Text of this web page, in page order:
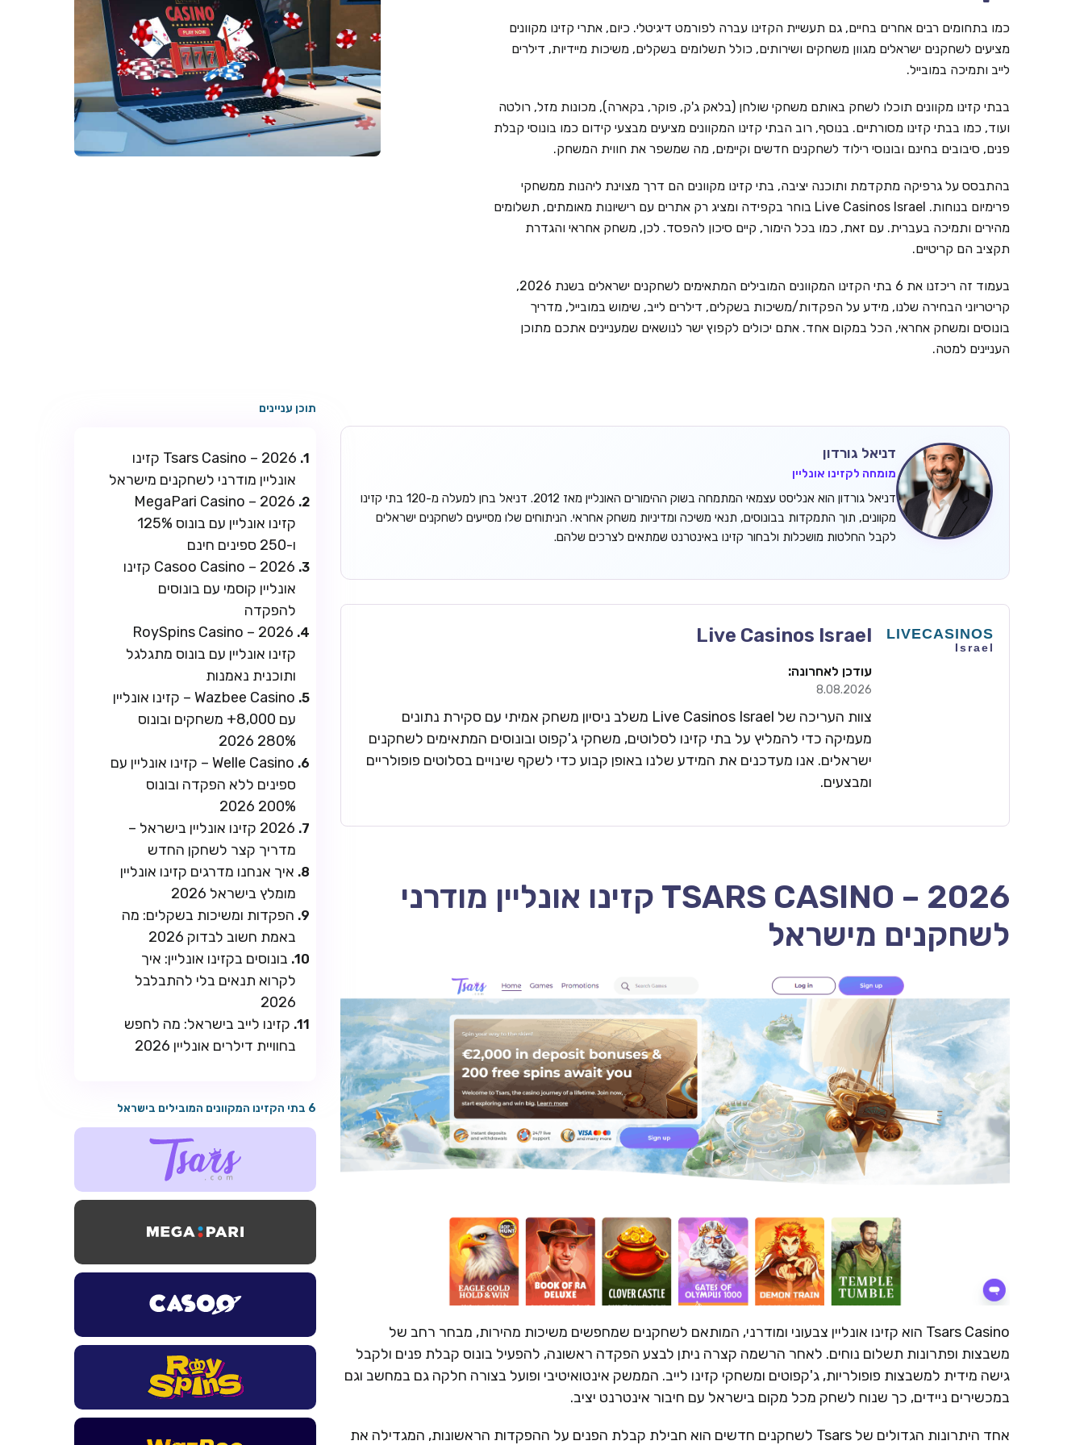
כמו בתחומים רבים אחרים בחיים, גם תעשיית הקזינו עברה לפורמט דיגיטלי. כיום, אתרי קזינו מקוונים
מציעים לשחקנים ישראלים מגוון משחקים ושירותים, כולל תשלומים בשקלים, משיכות מיידיות, דילרים
לייב ותמיכה במובייל.
בבתי קזינו מקוונים תוכלו לשחק באותם משחקי שולחן (בלאק ג'ק, פוקר, בקארה), מכונות מזל, רולטה
ועוד, כמו בבתי קזינו מסורתיים. בנוסף, רוב הבתי קזינו המקוונים מציעים מבצעי קידום כמו בונוסי קבלת
פנים, סיבובים בחינם ובונוסי רילוד לשחקנים חדשים וקיימים, מה שמשפר את חווית המשחק.
בהתבסס על גרפיקה מתקדמת ותוכנה יציבה, בתי קזינו מקוונים הם דרך מצוינת ליהנות ממשחקי
פרימיום בנוחות. Live Casinos Israel בוחר בקפידה ומציג רק אתרים עם רישיונות מאומתים, תשלומים
מהירים ותמיכה בעברית. עם זאת, כמו בכל הימור, קיים סיכון להפסד. לכן, משחק אחראי והגדרת
תקציב הם קריטיים.
בעמוד זה ריכזנו את 6 בתי הקזינו המקוונים המובילים המתאימים לשחקנים ישראלים בשנת 2026,
קריטריוני הבחירה שלנו, מידע על הפקדות/משיכות בשקלים, דילרים לייב, שימוש במובייל, מדריך
בונוסים ומשחק אחראי, הכל במקום אחד. אתם יכולים לקפוץ ישר לנושאים שמעניינים אתכם מתוכן
העניינים למטה.
דניאל גורדון
מומחה לקזינו אונליין
דניאל גורדון הוא אנליסט עצמאי המתמחה בשוק ההימורים האונליין מאז 2012. דניאל בחן למעלה מ-120 בתי קזינו
מקוונים, תוך התמקדות בבונוסים, תנאי משיכה ומדיניות משחק אחראי. הניתוחים שלו מסייעים לשחקנים ישראלים
לקבל החלטות מושכלות ולבחור קזינו באינטרנט שמתאים לצרכים שלהם.
Live Casinos Israel
עודכן לאחרונה:
8.08.2026
צוות העריכה של Live Casinos Israel משלב ניסיון משחק אמיתי עם סקירת נתונים
מעמיקה כדי להמליץ על בתי קזינו לסלוטים, משחקי ג'קפוט ובונוסים המתאימים לשחקנים
ישראלים. אנו מעדכנים את המידע שלנו באופן קבוע כדי לשקף שינויים בסלוטים פופולריים
ומבצעים.
TSARS CASINO – 2026 קזינו אונליין מודרני
לשחקנים מישראל
Tsars Casino הוא קזינו אונליין צבעוני ומודרני, המותאם לשחקנים שמחפשים משיכות מהירות, מבחר רחב של
משבצות ופתרונות תשלום נוחים. לאחר הרשמה קצרה ניתן לבצע הפקדה ראשונה, להפעיל בונוס קבלת פנים ולקבל
גישה מידית למשבצות פופולריות, ג'קפוטים ומשחקי קזינו לייב. הממשק אינטואיטיבי ופועל בצורה חלקה גם במחשב וגם
במכשירים ניידים, כך שנוח לשחק מכל מקום בישראל עם חיבור אינטרנט יציב.
אחד היתרונות הגדולים של Tsars לשחקנים חדשים הוא חבילת קבלת הפנים על ההפקדות הראשונות, המגדילה את
תוכן עניינים
Tsars Casino – 2026 קזינו
אונליין מודרני לשחקנים מישראל
MegaPari Casino – 2026
קזינו אונליין עם בונוס 125%
ו-250 ספינים חינם
Casoo Casino – 2026 קזינו
אונליין קוסמי עם בונוסים
להפקדה
RoySpins Casino – 2026
קזינו אונליין עם בונוס מתגלגל
ותוכנית נאמנות
Wazbee Casino – קזינו אונליין
עם 8,000+ משחקים ובונוס
280% 2026
Welle Casino – קזינו אונליין עם
ספינים ללא הפקדה ובונוס
200% 2026
2026 קזינו אונליין בישראל –
מדריך קצר לשחקן החדש
איך אנחנו מדרגים קזינו אונליין
מומלץ בישראל 2026
הפקדות ומשיכות בשקלים: מה
באמת חשוב לבדוק 2026
בונוסים בקזינו אונליין: איך
לקרוא תנאים בלי להתבלבל
2026
קזינו לייב בישראל: מה לחפש
בחוויית דילרים אונליין 2026
6 בתי הקזינו המקוונים המובילים בישראל